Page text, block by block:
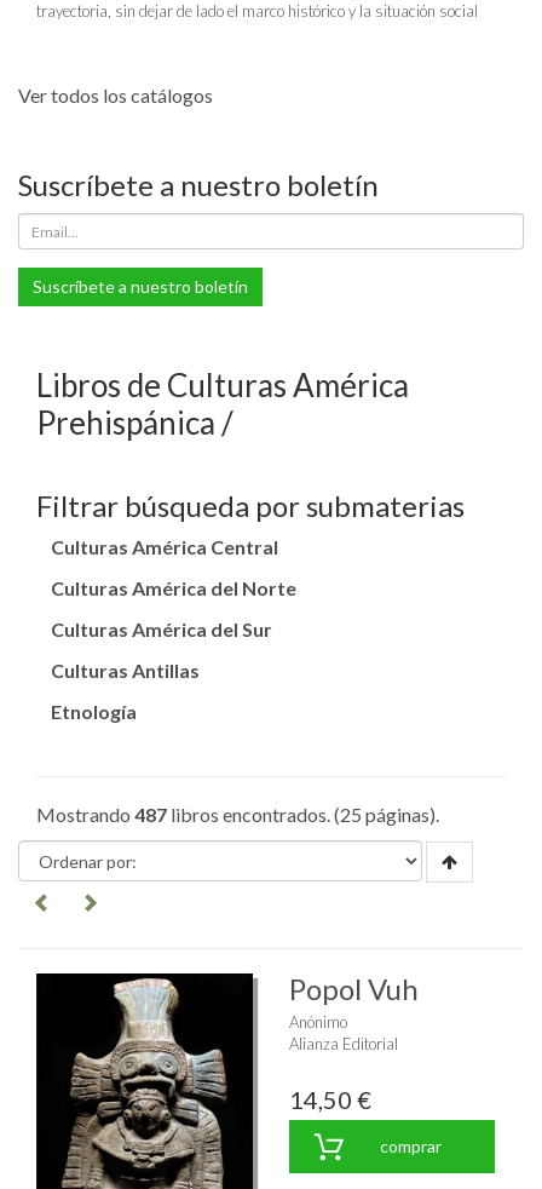
trayectoria, sin dejar de lado el marco histórico y la situación social
Ver todos los catálogos
Suscríbete a nuestro boletín
Suscríbete a nuestro boletín
Libros de Culturas América
Prehispánica
Filtrar búsqueda por submaterias
Culturas América Central
Culturas América del Norte
Culturas América del Sur
Culturas Antillas
Etnología
Mostrando 487 libros encontrados. (25 páginas).
Popol Vuh
Anónimo
Alianza Editorial
14,50 €
comprar